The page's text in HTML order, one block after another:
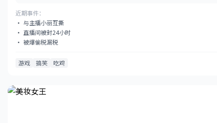
近期事件：
· 与主播小丽互撕
· 直播间被封24小时
· 被爆偷税漏税
游戏 搞笑 吃鸡